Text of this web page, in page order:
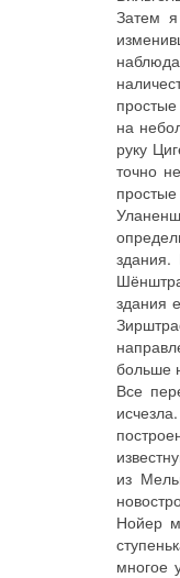
Затем
на
руку
точно
здания
больше
Все
из
Нойер
многое